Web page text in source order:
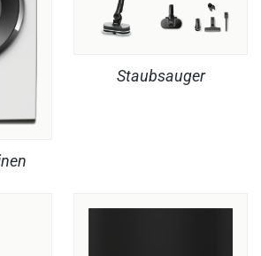
Staubsauger